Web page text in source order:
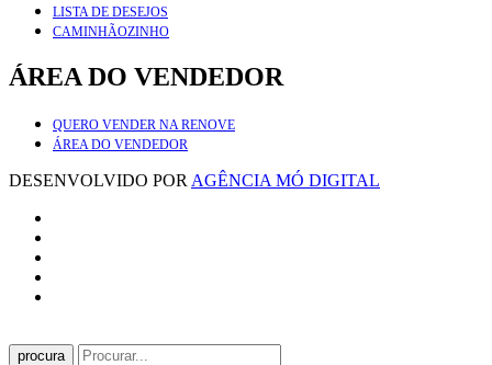
LISTA DE DESEJOS
CAMINHÃOZINHO
ÁREA DO VENDEDOR
QUERO VENDER NA RENOVE
ÁREA DO VENDEDOR
DESENVOLVIDO POR AGÊNCIA MÓ DIGITAL
procura